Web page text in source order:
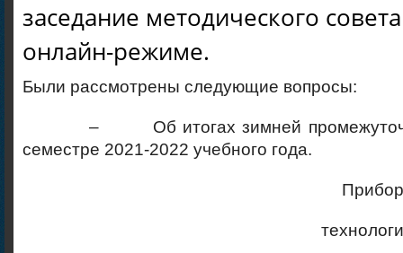
заседание методического
онлайн-режиме.
Были рассмотрены следующие вопросы:
– Об итогах зимней
семестре 2021-2022 учебного года.